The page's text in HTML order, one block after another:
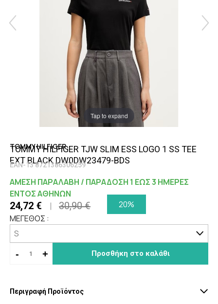
Tap to expand
TOMMY HILFIGER
TOMMY HILFIGER TJW SLIM ESS LOGO 1 SS TEE
EXT BLACK DW0DW23479-BDS
EAN-13 8721386306259
ΑΜΕΣΗ ΠΑΡΑΛΑΒΗ / ΠΑΡΑΔΟΣΗ 1 ΕΩΣ 3 ΗΜΕΡΕΣ
ΕΝΤΟΣ ΑΘΗΝΩΝ
24,72 € 30,90 €
20%
ΜΕΓΕΘΟΣ :
- + Προσθήκη στο καλάθι
Περιγραφή Προϊόντος